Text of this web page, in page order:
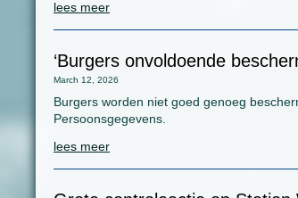
lees meer
‘Burgers onvoldoende
March 12, 2026
Burgers worden niet goed genoeg
Persoonsgegevens.
lees meer